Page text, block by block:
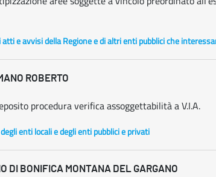
e avvisi della Regione e di altri enti pubblici che
ROBERTO
procedura verifica assoggettabilità a V.I.A.
enti locali e degli enti pubblici e privati
DI BONIFICA MONTANA DEL GARGANO